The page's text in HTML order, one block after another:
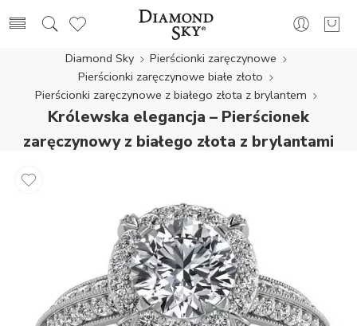
Diamond Sky
Pierścionki zaręczynowe
Pierścionki zaręczynowe białe złoto
Pierścionki zaręczynowe z białego złota z brylantem
Królewska elegancja – Pierścionek
zaręczynowy z białego złota z brylantami